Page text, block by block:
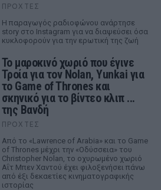
ΠΡΟΧΤΈΣ
Η παραγωγός ραδιοφώνου ανάρτησε
story στο Instagram για να διαψεύσει όσα
κυκλοφορούν για την ερωτική της ζωή
Το μαροκινό χωριό που έγινε
Τροία για τον Nolan, Yunkai για
το Game of Thrones και
σκηνικό για το βίντεο κλιπ ...
της Βανδή
ΠΡΟΧΤΈΣ
Από το «Lawrence of Arabia» και το Game
of Thrones μέχρι την «Οδύσσεια» του
Christopher Nolan, το οχυρωμένο χωριό
Αΐτ Μπεν Χαντού έχει φιλοξενήσει πάνω
από έξι δεκαετίες κινηματογραφικής
ιστορίας